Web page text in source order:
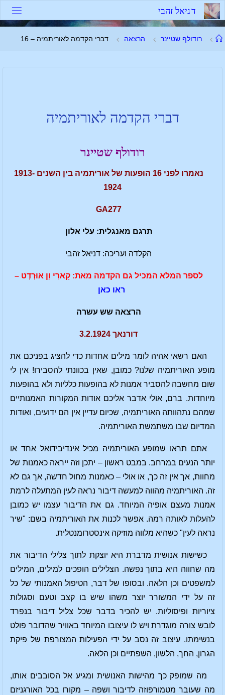
דניאל זהבי
רודולף שטיינר הרצאה דברי הקדמה לאוריתמיה – 16
דברי הקדמה לאוריתמיה
רודולף שטיינר
נאמרו לפני 16 הופעות של אוריתמיה בין השנים 1913-
1924
GA277
תרגם מאנגלית: עלי אלון
הקלדה ועריכה: דניאל זהבי
לספר המלא המכיל גם הקדמה מאת:קארִי ון אוּרדט –
ראו כאן
הרצאה שש עשרה
דורנאך 3.2.1924
האם רשאי אהיה לומר מילים אחדות כדי להציג בפניכם את
מופע האוריתמיה שלנו? כמובן, שאין בכוונתי להסבירו! אין לי
שום מחשבה להסביר אמנות לא בהופעות כלליות ולא בהופעות
מיוחדות. ברם, אולי אדבר אליכם אודות המקורות האמנותיים
שמהם נתהוותה האוריתמיה, שכיום עדיין אין הם ידועים, ואודות
המדיום שבו משתמשת האוריתמיה.
אתם תראו שמופע האוריתמיה מכיל אינדיבידואל אחד או
יותר הנעים במרחב. במבט ראשון – יתכן וזה ייראה כאמנות של
מחוות, אך אין זה כך, או אולי – כאמנות מחול חדשה, אך גם לא
זה. האוריתמיה מהווה למעשה דיבור נראה לעין המתעלה לרמת
אמנות מעצם אופיה המיוחד. גם את הדיבור עצמו יש כמובן
להעלות לאותה רמה. אפשר לכנות את האוריתמיה בשם: "שיר
נראה לעין" כשהיא מלווה מוזיקה אינסטרומנטלית.
כשישות אנושית מדברת היא יוצקת לתוך צלילי הדיבור את
מה שחווה היא בתוך נפשה. הצלילים הופכים למילים, המילים
למשפטים וכן הלאה. ובסופו של דבר, הטיפול האמנותי של כל
זה על ידי המשורר יוצר משהו שיש בו קצב וטעם וסגולות
ציוריות ופיסוליות. יש להכיר בדבר שכל צליל דיבור בנפרד
לובש צורה מוגדרת ויש לו עיצובו המיוחד באוויר שהדובר פולט
בנשימתו. עיצוב זה נסב על ידי הפעילות המצורפת של פיקת
הגרון, החך, הלשון, השפתיים וכן הלאה.
מה שמופק כך מהישות האנושית ומגיע אל הסובבים אותו,
מה שעובר מטמורפוזה לדיבור ושפה – מקורו בכל האורגניזם